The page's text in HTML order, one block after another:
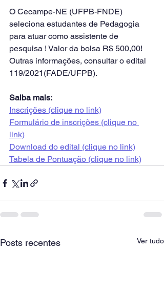
O Cecampe-NE (UFPB-FNDE)
seleciona estudantes de Pedagogia
para atuar como assistente de
pesquisa ! Valor da bolsa R$ 500,00!
Outras informações, consultar o edital
119/2021(FADE/UFPB).
Saiba mais:
Inscrições (clique no link)
Formulário de inscrições (clique no
link)
Download do edital (clique no link)
Tabela de Pontuação (clique no link)
Posts recentes Ver tudo